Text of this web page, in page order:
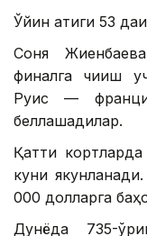
Ўйин атиги 53
Соня
финалга чиқиш
Руис —
беллашадилар.
Қаттиқ
куни
000 долларга
Дунёда 735-